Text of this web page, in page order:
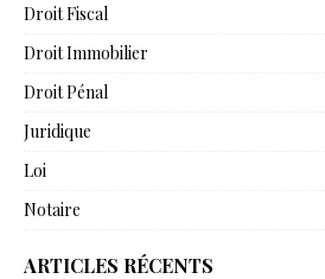
Droit Fiscal
Droit Immobilier
Droit Pénal
Juridique
Loi
Notaire
ARTICLES RÉCENTS